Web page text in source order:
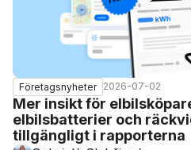
Företagsnyheter 2026-07-02
Mer insikt för
elbilsbatterier och
tillgängligt i rapporterna